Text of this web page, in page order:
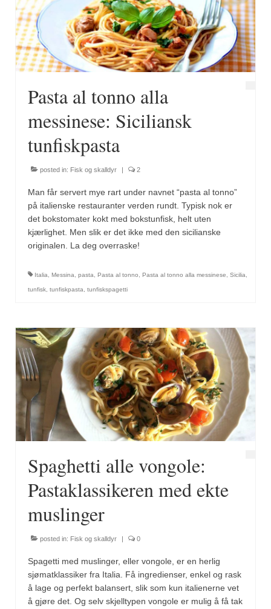
Purreløk (tørket)
Quatre épices
Rosépepper
Selleriblader
Tomatflak
Om oss
Nettbutikk
Pasta al tonno alla
messinese: Siciliansk
tunfiskpasta
posted in: Fisk og skalldyr 2
Man får servert mye rart under navnet “pasta al tonno”
på italienske restauranter verden rundt. Typisk nok er
det bokstomater kokt med bokstunfisk, helt uten
kjærlighet. Men slik er det ikke med den sicilianske
originalen. La deg overraske!
Italia, Messina, pasta, Pasta al tonno, Pasta al tonno alla messinese, Sicilia,
tunfisk, tunfiskpasta, tunfiskspagetti
Spaghetti alle vongole:
Pastaklassikeren med ekte
muslinger
posted in: Fisk og skalldyr 0
Spagetti med muslinger, eller vongole, er en herlig
sjømatklassiker fra Italia. Få ingredienser, enkel og rask
å lage og perfekt balansert, slik som kun italienerne vet
å gjøre det. Og selv skjelltypen vongole er mulig å få tak